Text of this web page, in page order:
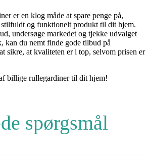
er en klog måde at spare penge på,
stilfuldt og funktionelt produkt til dit hjem.
undersøge markedet og tjekke udvalget
kan du nemt finde gode tilbud på
sikre, at kvaliteten er i top, selvom prisen er
billige rullegardiner til dit hjem!
spørgsmål